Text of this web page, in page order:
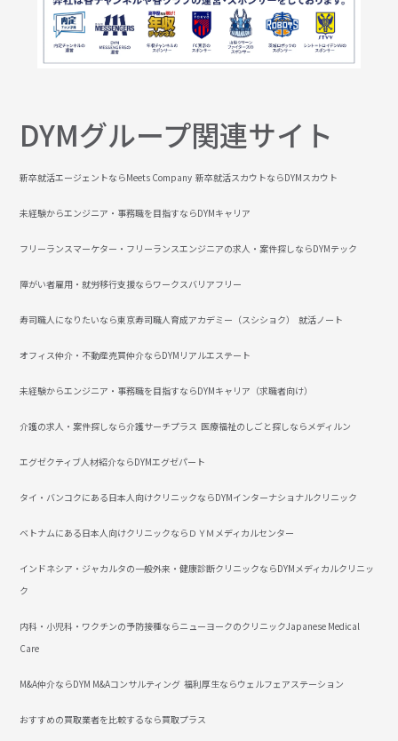
DYMグループ関連サイト
新卒就活エージェントならMeets Company 新卒就活スカウトならDYMスカウト
未経験からエンジニア・事務職を目指すならDYMキャリア
フリーランスマーケター・フリーランスエンジニアの求人・案件探しならDYMテック
障がい者雇用・就労移行支援ならワークスバリアフリー
寿司職人になりたいなら東京寿司職人育成アカデミー（スシショク） 就活ノート
オフィス仲介・不動産売買仲介ならDYMリアルエステート
未経験からエンジニア・事務職を目指すならDYMキャリア（求職者向け）
介護の求人・案件探しなら介護サーチプラス 医療福祉のしごと探しならメディルン
エグゼクティブ人材紹介ならDYMエグゼパート
タイ・バンコクにある日本人向けクリニックならDYMインターナショナルクリニック
ベトナムにある日本人向けクリニックならＤＹＭメディカルセンター
インドネシア・ジャカルタの一般外来・健康診断クリニックならDYMメディカルクリニッ
ク
内科・小児科・ワクチンの予防接種ならニューヨークのクリニックJapanese Medical
Care
M&A仲介ならDYM M&Aコンサルティング 福利厚生ならウェルフェアステーション
おすすめの買取業者を比較するなら買取プラス